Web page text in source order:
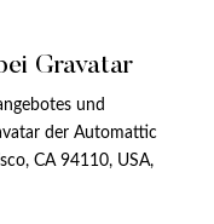
Gravatar
und
der Automattic
CA 94110, USA,